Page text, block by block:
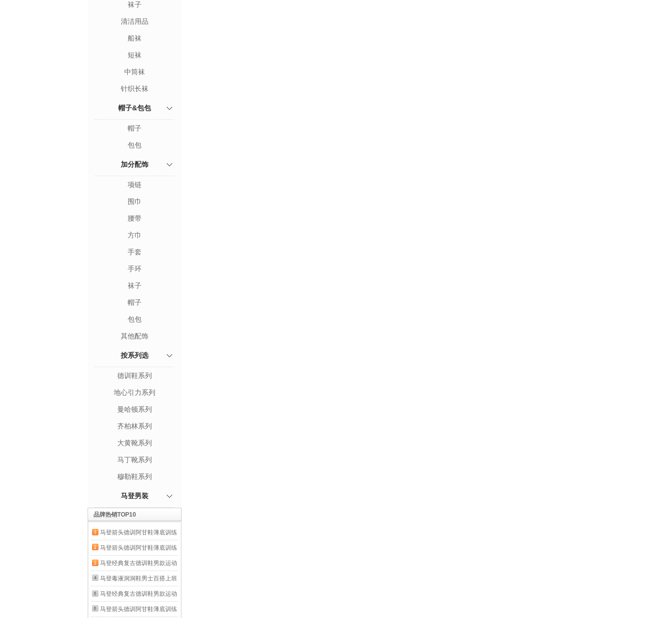
袜子
清洁用品
船袜
短袜
中筒袜
针织长袜
帽子&包包
帽子
包包
加分配饰
项链
围巾
腰带
方巾
手套
手环
袜子
帽子
包包
其他配饰
按系列选
德训鞋系列
地心引力系列
曼哈顿系列
齐柏林系列
大黄靴系列
马丁靴系列
穆勒鞋系列
马登男装
品牌热销TOP10
马登箭头德训阿甘鞋薄底训练
健身板鞋网面透气运动男士夏
季休闲鞋男鞋 米白色 【男士
休闲鞋/鞋子男款/男鞋春秋款/
情侣鞋】 41 男码-偏大一码
马登箭头德训阿甘鞋薄底训练
健身板鞋网面透气运动男士夏
季休闲鞋男鞋 米白色 【男士
休闲鞋/鞋子男款/男鞋春秋款/
情侣鞋】 42 男码-偏大一码
马登经典复古德训鞋男款运动
休闲板鞋小白鞋平底健身训练
阿甘鞋子 灰色 【经典款】百
搭舒适户外骑行鞋 42
马登毒液洞洞鞋男士百搭上班
通勤沙滩鞋户外穿全包头透气
涉水凉鞋夏 黑色（通勤/休
马登经典复古德训鞋男款运动
休闲板鞋小白鞋平底健身训练
马登箭头德训阿甘鞋薄底训练